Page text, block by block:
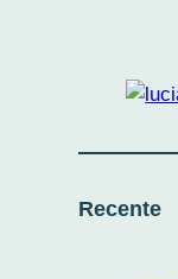
Recente